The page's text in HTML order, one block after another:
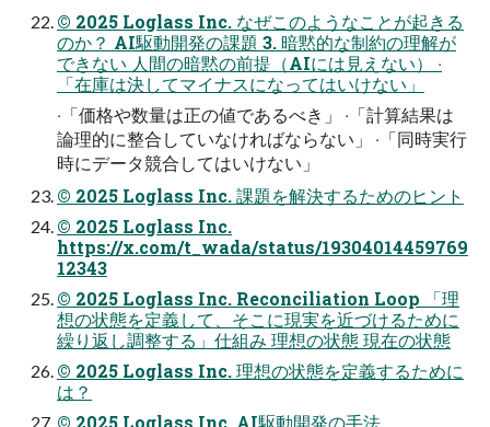
© 2025 Loglass Inc. なぜこのようなことが起きる
のか？ AI駆動開発の課題 3. 暗黙的な制約の理解が
できない ⼈間の暗黙の前提（AIには⾒えない） ‧
「在庫は決してマイナスになってはいけない」
‧「価格や数量は正の値であるべき」 ‧「計算結果は
論理的に整合していなければならない」 ‧「同時実⾏
時にデータ競合してはいけない」
© 2025 Loglass Inc. 課題を解決するためのヒント
© 2025 Loglass Inc.
https://x.com/t_wada/status/19304014459769
12343
© 2025 Loglass Inc. Reconciliation Loop 「理
想の状態を定義して、そこに現実を近づけるために
繰り返し調整する」仕組み 理想の状態 現在の状態
© 2025 Loglass Inc. 理想の状態を定義するために
は？
© 2025 Loglass Inc. AI駆動開発の⼿法